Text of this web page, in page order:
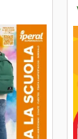
speciali e
i migliori